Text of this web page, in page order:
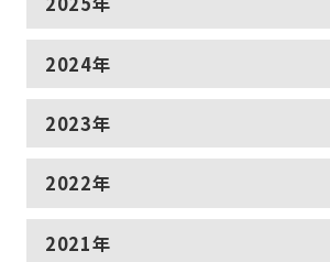
2024年
2023年
2022年
2021年